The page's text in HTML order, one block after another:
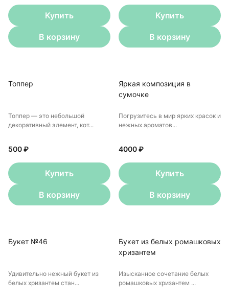
Купить
В корзину
Купить
В корзину
Топпер
Топпер — это небольшой
декоративный элемент, кот...
500 ₽
Купить
В корзину
Яркая композиция в
сумочке
Погрузитесь в мир ярких красок и
нежных ароматов...
4000 ₽
Купить
В корзину
Букет №46
Удивительно нежный букет из
белых хризантем стан...
Букет из белых ромашковых
хризантем
Изысканное сочетание белых
ромашковых хризантем ...